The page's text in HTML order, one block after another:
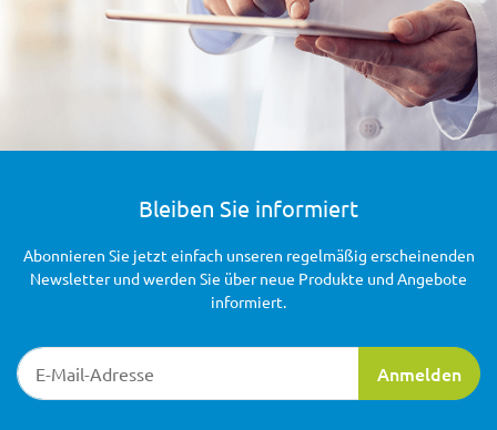
Bleiben Sie informiert
Newsletter-Registrierung
Anmelden
Abonnieren Sie jetzt einfach unseren regelmäßig erscheinenden
Newsletter und werden Sie über neue Produkte und Angebote
informiert.